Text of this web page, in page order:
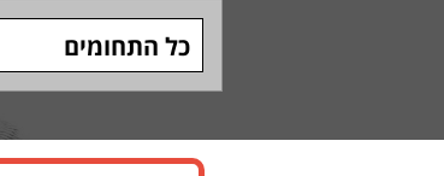
כל התחומים